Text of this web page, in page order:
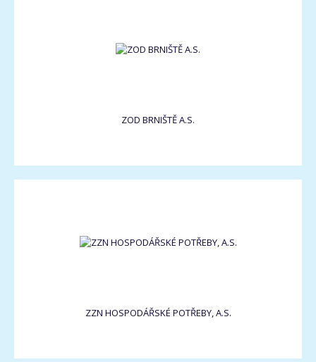
ZOD BRNIŠTĚ A.S.
ZZN HOSPODÁŘSKÉ POTŘEBY, A.S.